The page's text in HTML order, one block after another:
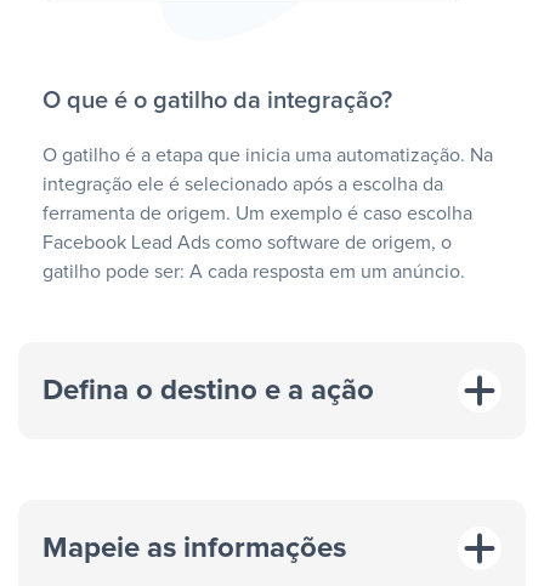
O que é o gatilho da integração?
O gatilho é a etapa que inicia uma automatização. Na
integração ele é selecionado após a escolha da
ferramenta de origem. Um exemplo é caso escolha
Facebook Lead Ads como software de origem, o
gatilho pode ser: A cada resposta em um anúncio.
Defina o destino e a ação
Mapeie as informações